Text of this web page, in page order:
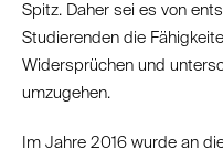
Spitz. Daher sei es von
Studierenden die
Widersprüchen und
umzugehen.
Im Jahre 2016 wurde an